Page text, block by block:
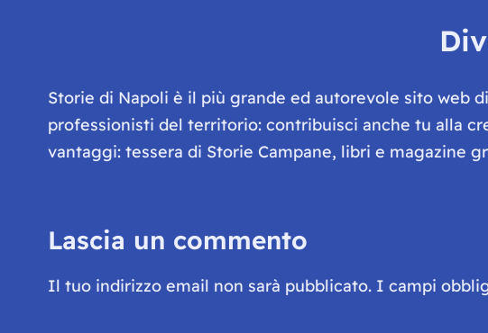
Storie di Napoli è il più grande ed autorevole sito web
professionisti del territorio: contribuisci anche tu alla
vantaggi: tessera di Storie Campane, libri e magazine
Lascia un commento
Il tuo indirizzo email non sarà pubblicato. I campi